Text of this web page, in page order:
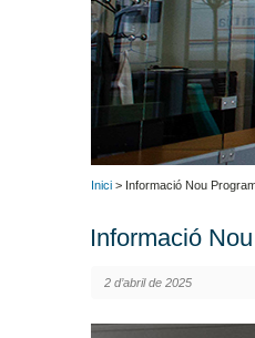
Inici > Informació Nou
Informació
2 d’abril de 2025